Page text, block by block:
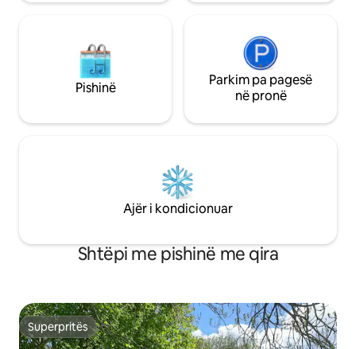
Pishinë
Parkim pa pagesë
në pronë
Ajër i kondicionuar
Shtëpi me pishinë me qira
Superpritës
Superpritës